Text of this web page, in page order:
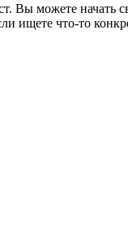
Вы можете начать
ищете что-то